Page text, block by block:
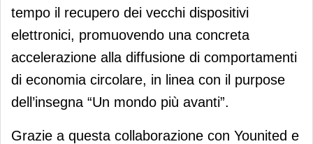
tempo il recupero dei vecchi dispositivi
elettronici, promuovendo una concreta
accelerazione alla diffusione di comportamenti
di economia circolare, in linea con il purpose
dell’insegna “Un mondo più avanti”.
Grazie a questa collaborazione con Younited e